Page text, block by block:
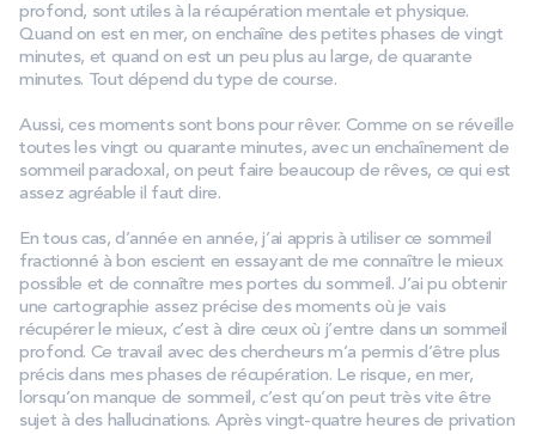
profond, sont utiles à la récupération mentale et physique.
Quand on est en mer, on enchaîne des petites phases de vingt
minutes, et quand on est un peu plus au large, de quarante
minutes. Tout dépend du type de course.
Aussi, ces moments sont bons pour rêver. Comme on se réveille
toutes les vingt ou quarante minutes, avec un enchaînement de
sommeil paradoxal, on peut faire beaucoup de rêves, ce qui est
assez agréable il faut dire.
En tous cas, d’année en année, j’ai appris à utiliser ce sommeil
fractionné à bon escient en essayant de me connaître le mieux
possible et de connaître mes portes du sommeil. J’ai pu obtenir
une cartographie assez précise des moments où je vais
récupérer le mieux, c’est à dire ceux où j’entre dans un sommeil
profond. Ce travail avec des chercheurs m’a permis d’être plus
précis dans mes phases de récupération. Le risque, en mer,
lorsqu’on manque de sommeil, c’est qu’on peut très vite être
sujet à des hallucinations. Après vingt-quatre heures de privation